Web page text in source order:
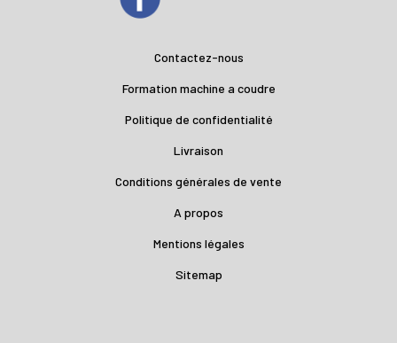
Contactez-nous
Formation machine a coudre
Politique de confidentialité
Livraison
Conditions générales de vente
A propos
Mentions légales
Sitemap